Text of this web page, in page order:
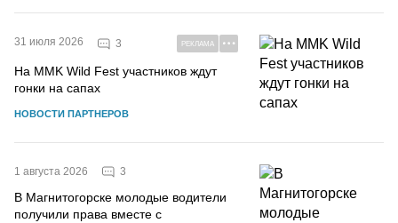
31 июля 2026 3 РЕКЛАМА
На MMK Wild Fest участников ждут
гонки на сапах
НОВОСТИ ПАРТНЕРОВ
1 августа 2026 3
В Магнитогорске молодые водители
получили права вместе с